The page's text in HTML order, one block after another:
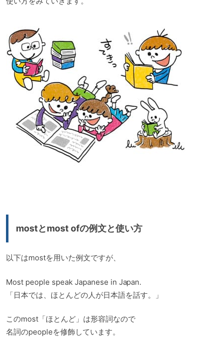
mostとmost ofの例文と使い方
以下はmostを用いた例文ですが、
Most people speak Japanese in Japan.
「日本では、ほとんどの人が日本語を話す。」
このmost「ほとんど」は形容詞なので
名詞のpeopleを修飾しています。